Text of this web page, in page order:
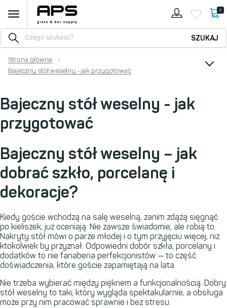
0
SZUKAJ
Strona główna
›
Bajeczny stół weselny - jak przygotować
Bajeczny stół weselny - jak
przygotować
Bajeczny stół weselny – jak
dobrać szkło, porcelanę i
dekoracje?
Kiedy goście wchodzą na salę weselną, zanim zdążą sięgnąć
po kieliszek, już oceniają. Nie zawsze świadomie, ale robią to.
Nakryty stół mówi o parze młodej i o tym przyjęciu więcej, niż
ktokolwiek by przyznał. Odpowiedni dobór szkła, porcelany i
dodatków to nie fanaberia perfekcjonistów — to część
doświadczenia, które goście zapamiętają na lata.
Nie trzeba wybierać między pięknem a funkcjonalnością. Dobry
stół weselny to taki, który wygląda spektakularnie, a obsługa
może przy nim pracować sprawnie i bez stresu.